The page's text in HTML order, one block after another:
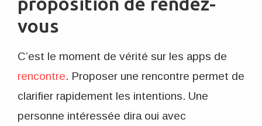
vous
C’est le moment de vérité sur les apps de
rencontre. Proposer une rencontre permet de
clarifier rapidement les intentions. Une
personne intéressée dira oui avec